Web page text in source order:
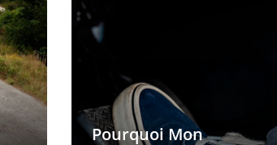
Pourquoi Mon